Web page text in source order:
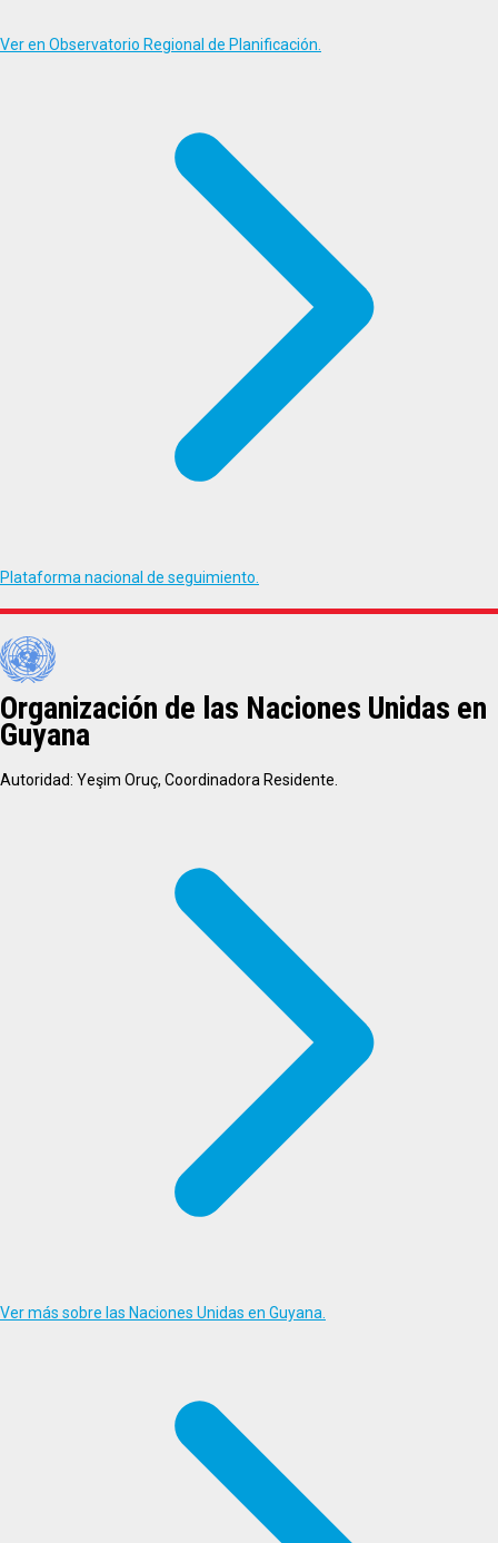
Ver en Observatorio Regional de Planificación.
Plataforma nacional de seguimiento.
Organización de las Naciones Unidas en
Guyana
Autoridad: Yeşim Oruç, Coordinadora Residente.
Ver más sobre las Naciones Unidas en Guyana.